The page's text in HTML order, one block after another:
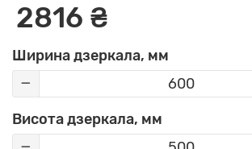
2816 ₴
Ширина дзеркала, мм
Висота дзеркала, мм